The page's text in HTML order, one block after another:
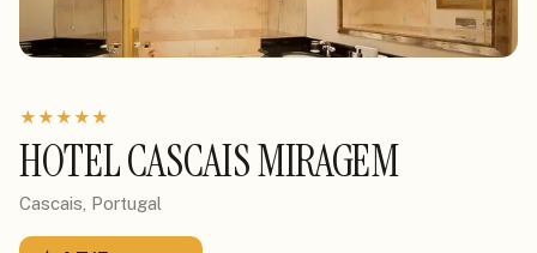
★★★★★
HOTEL CASCAIS MIRAGEM
Cascais, Portugal